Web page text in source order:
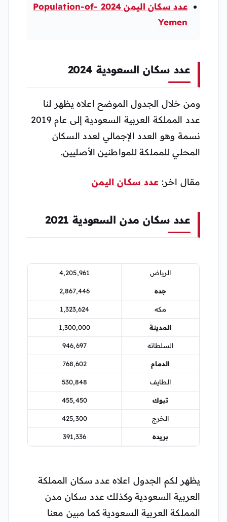
عدد سكان اليمن 2024 Population-of-
Yemen
عدد سكان السعودية 2024
ومن خلال الجدول الموضح اعلاه يظهر لنا
عدد المملكة العربية السعودية إلى عام 2019
نسمة وهو العدد الإجمالي لعدد السكان
المحلي للمملكة للمواطنين الأصليين.
مقال اخر: عدد سكان اليمن
عدد سكان مدن السعودية 2021
الرياض 4,205,961
جده 2,867,446
مكه 1,323,624
المدينة 1,300,000
السلطانه 946,697
الدمام 768,602
الطايف 530,848
تبوك 455,450
الخرج 425,300
بريده 391,336
يظهر لكم الجدول اعلاه عدد سكان المملكة
العربية السعودية وكذلك عدد سكان مدن
المملكة العربية السعودية كما مبين معنا